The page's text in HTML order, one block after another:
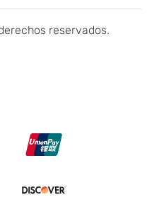
reservados.